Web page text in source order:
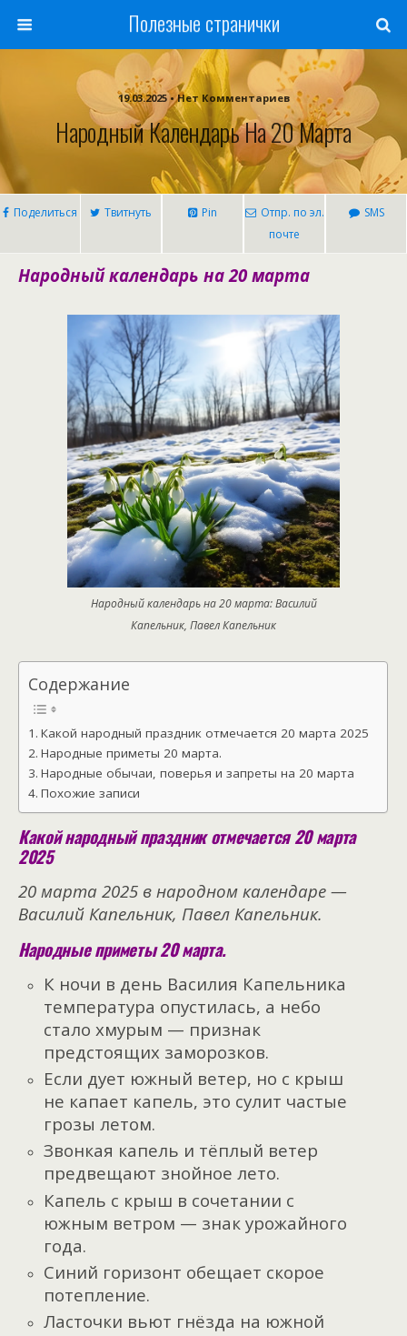
Полезные странички
19.03.2025 • Нет Комментариев
Народный Календарь На 20 Марта
Поделиться Твитнуть Pin
Отпр. по эл.
почте
SMS
Народный календарь на 20 марта
Народный календарь на 20 марта: Василий
Капельник, Павел Капельник
Содержание
Какой народный праздник отмечается 20 марта 2025
Народные приметы 20 марта.
Народные обычаи, поверья и запреты на 20 марта
Похожие записи
Какой народный праздник отмечается 20 марта
2025
20 марта 2025 в народном календаре —
Василий Капельник, Павел Капельник.
Народные приметы 20 марта.
К ночи в день Василия Капельника
температура опустилась, а небо
стало хмурым — признак
предстоящих заморозков.
Если дует южный ветер, но с крыш
не капает капель, это сулит частые
грозы летом.
Звонкая капель и тёплый ветер
предвещают знойное лето.
Капель с крыш в сочетании с
южным ветром — знак урожайного
года.
Синий горизонт обещает скорое
потепление.
Ласточки вьют гнёзда на южной